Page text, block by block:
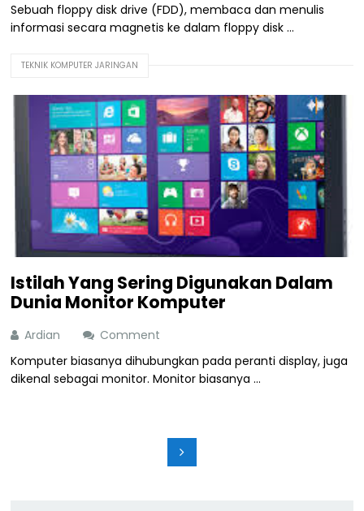
Sebuah floppy disk drive (FDD), membaca dan menulis
informasi secara magnetis ke dalam floppy disk ...
TEKNIK KOMPUTER JARINGAN
Istilah Yang Sering Digunakan Dalam
Dunia Monitor Komputer
Ardian
Comment
Komputer biasanya dihubungkan pada peranti display, juga
dikenal sebagai monitor. Monitor biasanya ...